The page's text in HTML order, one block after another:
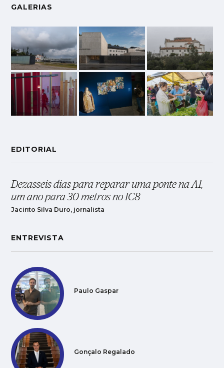
GALERIAS
EDITORIAL
Dezasseis dias para reparar uma ponte na A1,
um ano para 30 metros no IC8
Jacinto Silva Duro, jornalista
ENTREVISTA
Paulo Gaspar
Gonçalo Regalado